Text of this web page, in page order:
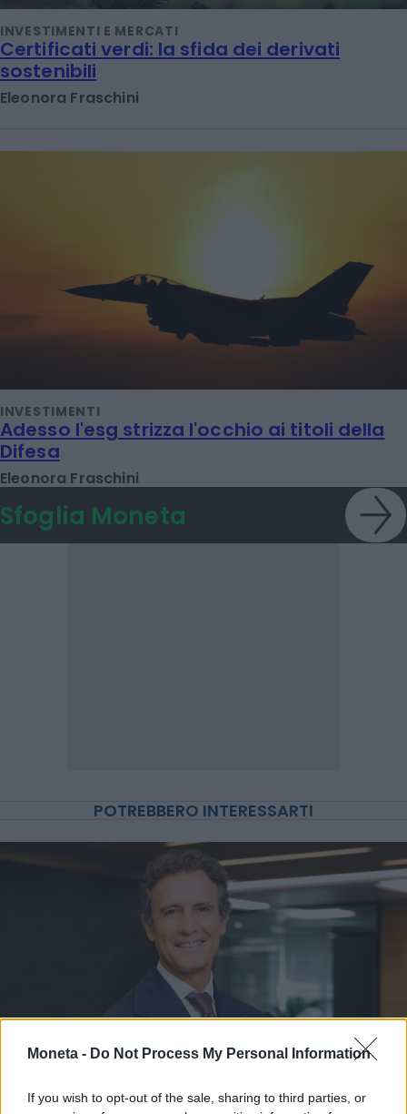
Moneta - Do Not Process My Personal Information
If you wish to opt-out of the sale, sharing to third parties, or
INVESTIMENTI E MERCATI
Certificati verdi: la sfida dei derivati
sostenibili
Eleonora Fraschini
INVESTIMENTI
Adesso l'esg strizza l'occhio ai titoli della
Difesa
Eleonora Fraschini
Sfoglia Moneta
POTREBBERO INTERESSARTI
IMPRESA E MANAGEMENT